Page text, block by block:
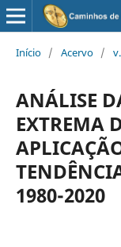
Início / Acervo /
ANÁLISE
EXTREMA
1980-2020